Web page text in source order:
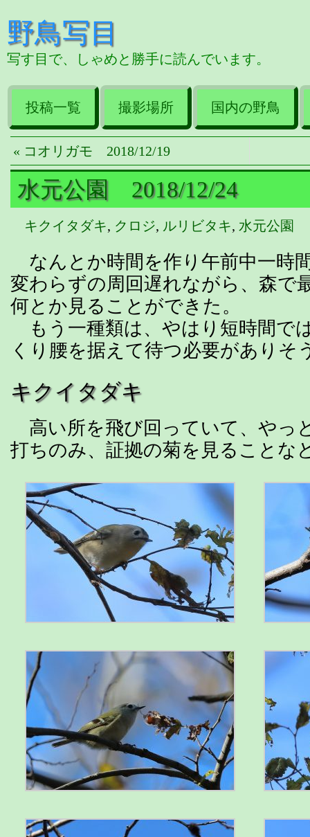
野鳥写目
写す目で、しゃめと勝手に読んでいます。
投稿一覧 撮影場所 国内の野鳥
« コオリガモ 2018/12/19
水元公園 2018/12/24
キクイタダキ, クロジ, ルリビタキ, 水元公園
なんとか時間を作り午前中一時
変わらずの周回遅れながら、森で
何とか見ることができた。
もう一種類は、やはり短時間で
くり腰を据えて待つ必要がありそ
キクイタダキ
高い所を飛び回っていて、やっ
打ちのみ、証拠の菊を見ることな